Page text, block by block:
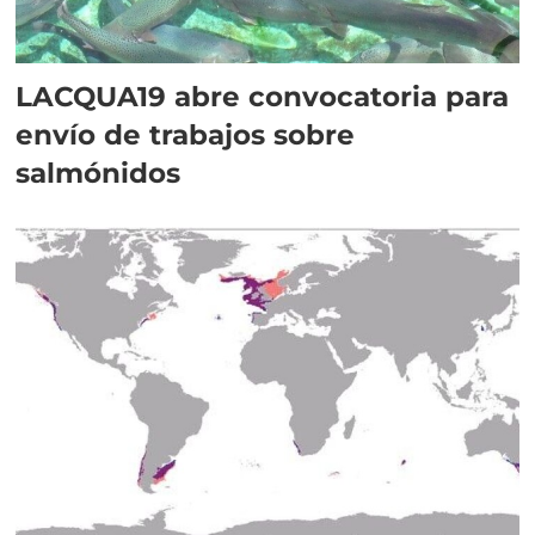
LACQUA19 abre convocatoria para
envío de trabajos sobre
salmónidos